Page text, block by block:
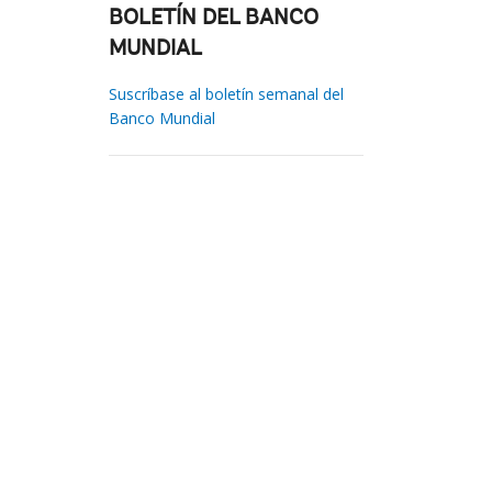
BOLETÍN DEL BANCO
MUNDIAL
Suscríbase al boletín semanal del
Banco Mundial